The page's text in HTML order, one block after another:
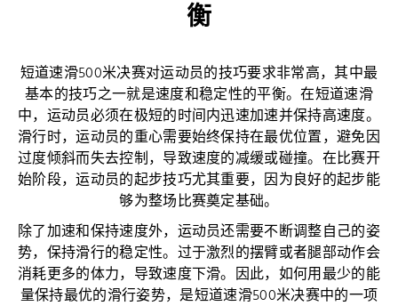
衡
短道速滑500米决赛对运动员的技巧要求非常高，其中最
基本的技巧之一就是速度和稳定性的平衡。在短道速滑
中，运动员必须在极短的时间内迅速加速并保持高速度。
滑行时，运动员的重心需要始终保持在最优位置，避免因
过度倾斜而失去控制，导致速度的减缓或碰撞。在比赛开
始阶段，运动员的起步技巧尤其重要，因为良好的起步能
够为整场比赛奠定基础。
除了加速和保持速度外，运动员还需要不断调整自己的姿
势，保持滑行的稳定性。过于激烈的摆臂或者腿部动作会
消耗更多的体力，导致速度下滑。因此，如何用最少的能
量保持最优的滑行姿势，是短道速滑500米决赛中的一项